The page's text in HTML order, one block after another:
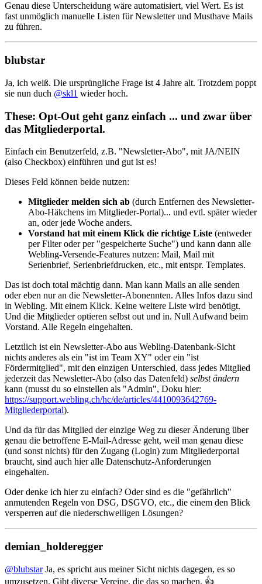
Genau diese Unterscheidung wäre automatisiert, viel Wert. Es ist
fast unmöglich manuelle Listen für Newsletter und Musthave Mails
zu führen.
blubstar
Ja, ich weiß. Die ursprüngliche Frage ist 4 Jahre alt. Trotzdem poppt
sie nun duch @skl1 wieder hoch.
These: Opt-Out geht ganz einfach ... und zwar über
das Mitgliederportal.
Einfach ein Benutzerfeld, z.B. "Newsletter-Abo", mit JA/NEIN
(also Checkbox) einführen und gut ist es!
Dieses Feld können beide nutzen:
Mitglieder melden sich ab (durch Entfernen des Newsletter-
Abo-Häkchens im Mitglieder-Portal)... und evtl. später wieder
an, oder jede Woche anders.
Vorstand hat mit einem Klick die richtige Liste (entweder
per Filter oder per "gespeicherte Suche") und kann dann alle
Webling-Versende-Features nutzen: Mail, Mail mit
Serienbrief, Serienbriefdrucken, etc., mit entspr. Templates.
Das ist doch total mächtig dann. Man kann Mails an alle senden
oder eben nur an die Newsletter-Abonennten. Alles Infos dazu sind
in Webling. Mit einem Klick. Keine weitere Liste wird benötigt.
Und die Mitglieder optieren selbst out und in. Null Aufwand beim
Vorstand. Alle Regeln eingehalten.
Letztlich ist ein Newsletter-Abo aus Webling-Datenbank-Sicht
nichts anderes als ein "ist im Team XY" oder ein "ist
Fördermitglied", mit den einzigen Unterschied, dass jedes Mitglied
jederzeit das Newsletter-Abo (also das Datenfeld) selbst ändern
kann (musst du so einstellen als "Admin", Doku hier:
https://support.webling.ch/hc/de/articles/4410093642769-
Mitgliederportal).
Und da für das Mitglied der einzige Weg zu dieser Änderung über
genau die betroffene E-Mail-Adresse geht, weil man genau diese
(und sonst nichts) für den Zugang (Login) zum Mitgliederportal
braucht, sind auch hier alle Datenschutz-Anforderungen
eingehalten.
Oder denke ich hier zu einfach? Oder sind es die "gefährlich"
anmutenden Regeln von DSG, DSGVO, etc., die einem den Blick
versperren auf die niederschwelligen Lösungen?
demian_holderegger
@blubstarJa, es spricht aus meiner Sicht nichts dagegen, es so
umzusetzen. Gibt diverse Vereine, die das so machen. 👍